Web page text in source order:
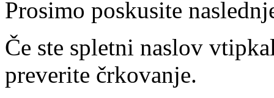
Prosimo poskusite
Če ste spletni naslov
preverite črkovanje.